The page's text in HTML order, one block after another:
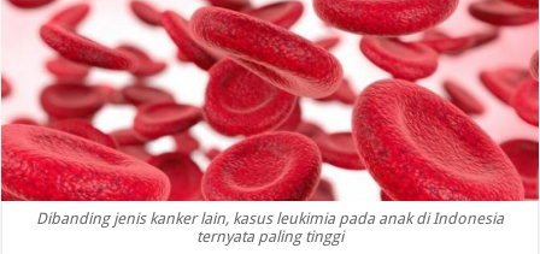
Dibanding jenis kanker lain, kasus leukimia pada anak di Indonesia
ternyata paling tinggi